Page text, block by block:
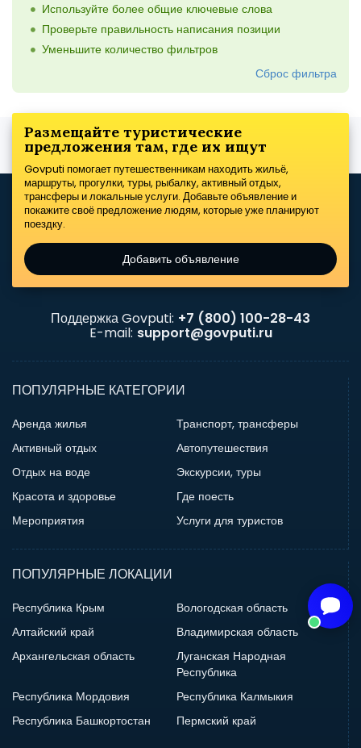
Используйте более общие ключевые слова
Проверьте правильность написания позиции
Уменьшите количество фильтров
Сброс фильтра
Размещайте туристические
предложения там, где их ищут
Govputi помогает путешественникам находить жильё,
маршруты, прогулки, туры, рыбалку, активный отдых,
трансферы и локальные услуги. Добавьте объявление и
покажите своё предложение людям, которые уже планируют
поездку.
Добавить объявление
Поддержка Govputi: +7 (800) 100-28-43
E-mail: support@govputi.ru
ПОПУЛЯРНЫЕ КАТЕГОРИИ
Аренда жилья
Транспорт, трансферы
Активный отдых
Автопутешествия
Отдых на воде
Экскурсии, туры
Красота и здоровье
Где поесть
Мероприятия
Услуги для туристов
ПОПУЛЯРНЫЕ ЛОКАЦИИ
Республика Крым
Вологодская область
Алтайский край
Владимирская область
Архангельская область
Луганская Народная
Республика
Республика Мордовия
Республика Калмыкия
Республика Башкортостан
Пермский край